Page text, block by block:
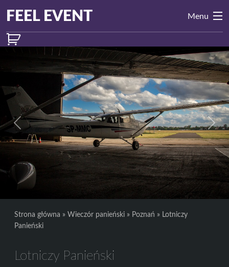
Main
Navigation
FEEL EVENT Menu
Previous Next
Strona główna » Wieczór panieński » Poznań » Lotniczy
Panieński
Lotniczy Panieński